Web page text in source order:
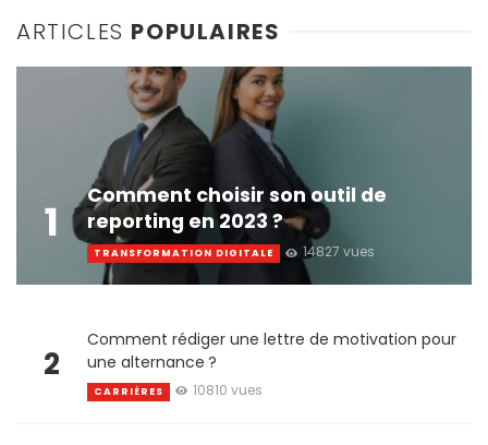
ARTICLES POPULAIRES
1
Comment choisir son outil de
reporting en 2023 ?
TRANSFORMATION DIGITALE 14827 vues
2
Comment rédiger une lettre de motivation pour
une alternance ?
CARRIÈRES 10810 vues